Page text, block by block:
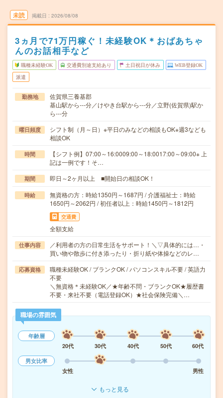
未読 掲載日 2026/08/08
3ヵ月で71万円稼ぐ！未経験OK＊おばあちゃ
んのお話相手など
職種未経験OK 交通費別途支給あり 土日祝日が休み WEB登録OK
派遣
勤務地
佐賀県三養基郡
基山駅から---分／けやき台駅から---分／立野(佐賀県)駅か
ら---分
曜日頻度
シフト制（月～日）※平日のみなどの相談もOK※週3なども
相談OK
時間
【シフト例】07:00～16:0009:00～18:0017:00～09:00※ 上
記は一例です！そ…
期間 即日～2ヶ月以上 ■開始日の相談OK！
時給
無資格の方：時給1350円～1687円 / 介護福祉士：時給
1650円～2062円 / 初任者以上：時給1450円～1812円
交通費
全額支給
仕事内容
／利用者の方の日常生活をサポート！＼▽具体的には…・
買い物や散歩に付き添ったり・折り紙や体操などのレ…
応募資格
職種未経験OK / ブランクOK / パソコンスキル不要 / 英語力
不要
＼無資格＊未経験OK／★年齢不問・ブランクOK★履歴書
不要・来社不要（電話登録OK）★社会保険完備＼…
職場の雰囲気
年齢層
20代
30代 40代 50代
60代
男女比率
女性
男性
もっと見る